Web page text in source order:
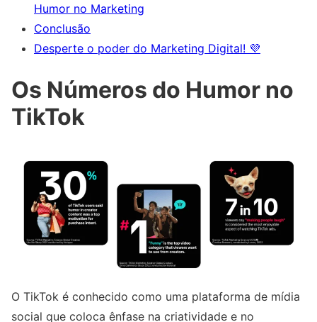
Humor no Marketing
Conclusão
Desperte o poder do Marketing Digital! 💜
Os Números do Humor no
TikTok
O TikTok é conhecido como uma plataforma de mídia
social que coloca ênfase na criatividade e no